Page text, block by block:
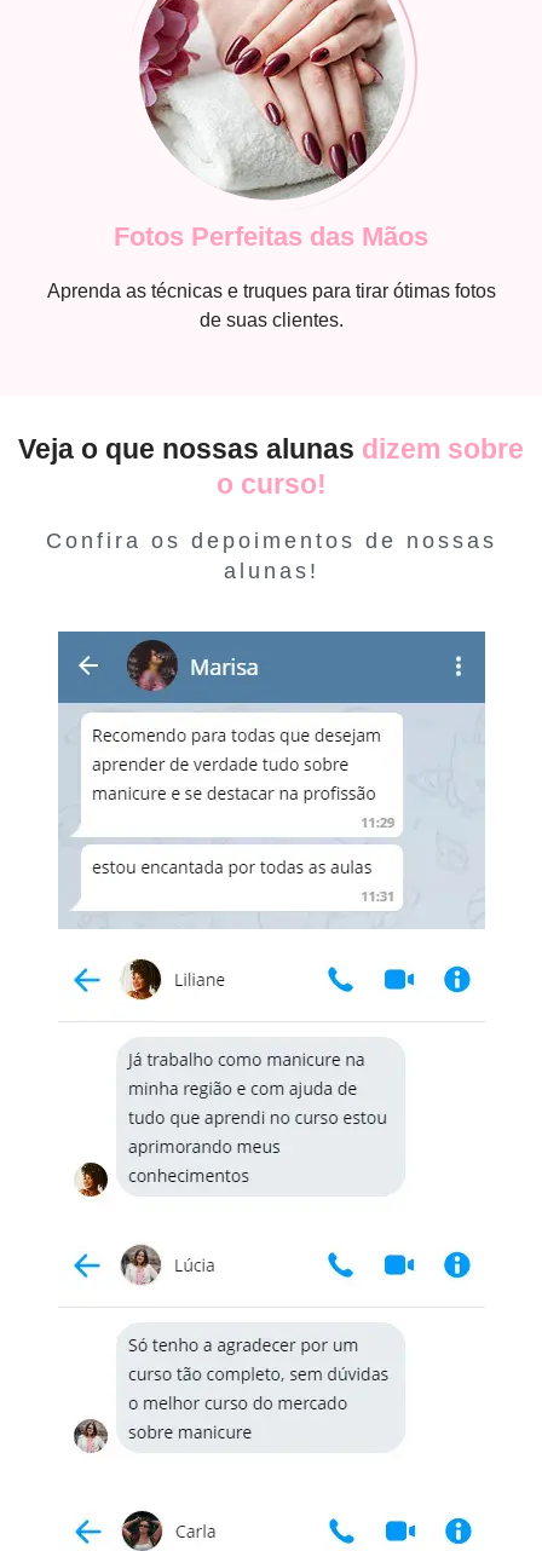
Fotos Perfeitas das Mãos
Aprenda as técnicas e truques para tirar ótimas fotos
de suas clientes.
Veja o que nossas alunas dizem sobre
o curso!
Confira os depoimentos de nossas
alunas!